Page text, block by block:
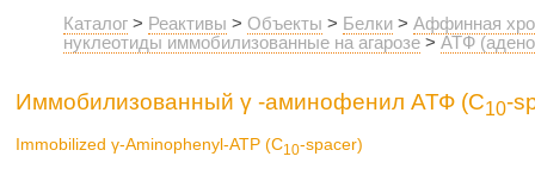
Каталог > Реактивы > Объекты > Белки > Аффинная
нуклеотиды иммобилизованные на агарозе > АТФ
Иммобилизованный γ -аминофенил АТФ (C10-
Immobilized γ-Aminophenyl-ATP (C10-spacer)